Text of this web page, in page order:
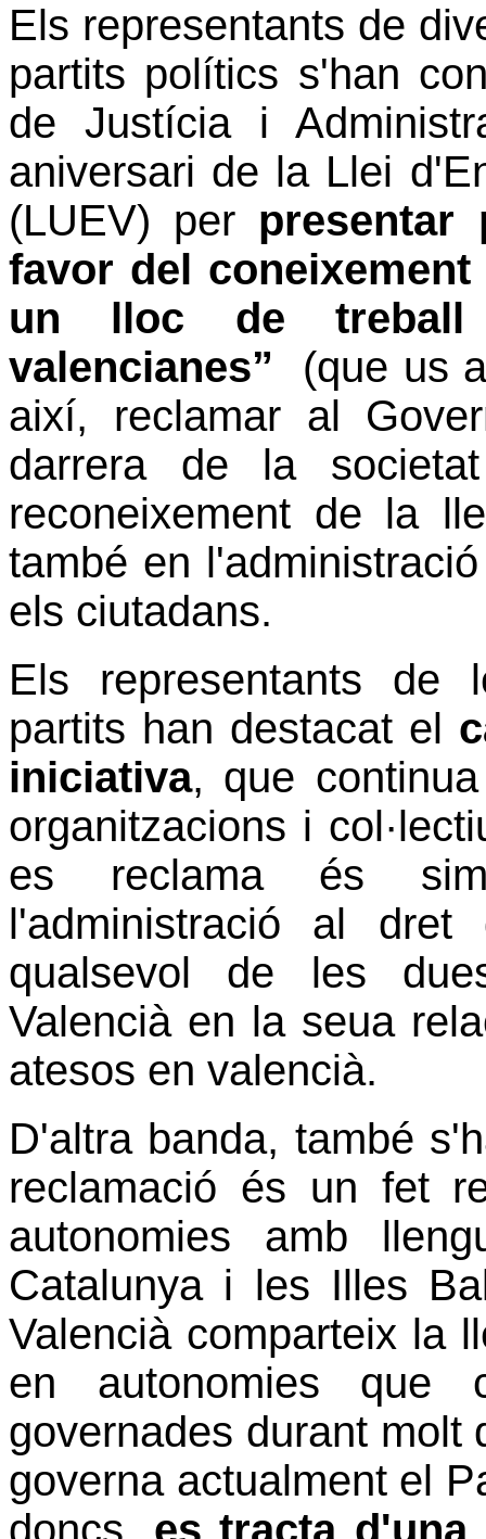
Els representants de
partits polítics s'han
de Justícia i
aniversari de la Llei
(LUEV) per presentar
favor del
un lloc de treball
valencianes” (que us
així, reclamar al
darrera de la
reconeixement de la
també en
els ciutadans.
Els representants de
partits han destacat el
iniciativa, que
organitzacions i
es reclama és
l'administració al
qualsevol de les
Valencià en la seua
atesos en valencià.
D'altra banda, també
reclamació és un fet
autonomies amb
Catalunya i les Illes
Valencià comparteix la
en autonomies que
governades durant molt
governa actualment el
doncs, es tracta d'una